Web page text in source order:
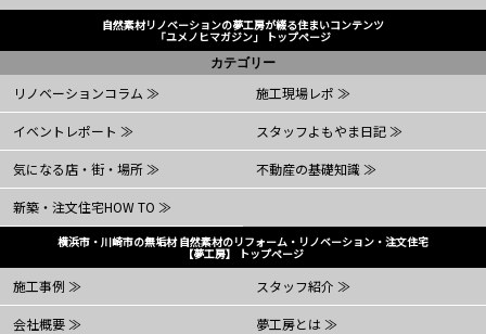
自然素材リノベーションの夢工房が綴る住まいコンテンツ
「ユメノヒマガジン」 トップページ
カテゴリー
リノベーションコラム ≫ 施工現場レポ ≫
イベントレポート ≫ スタッフよもやま日記 ≫
気になる店・街・場所 ≫ 不動産の基礎知識 ≫
新築・注文住宅HOW TO ≫
横浜市・川崎市の無垢材 自然素材のリフォーム・リノベーション・注文住宅
【夢工房】 トップページ
施工事例 ≫ スタッフ紹介 ≫
会社概要 ≫ 夢工房とは ≫